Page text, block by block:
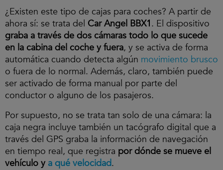
¿Existen este tipo de cajas para coches? A partir de
ahora sí: se trata del Car Angel BBX1. El dispositivo
graba a través de dos cámaras todo lo que sucede
en la cabina del coche y fuera, y se activa de forma
automática cuando detecta algún movimiento brusco
o fuera de lo normal. Además, claro, también puede
ser activado de forma manual por parte del
conductor o alguno de los pasajeros.
Por supuesto, no se trata tan solo de una cámara: la
caja negra incluye también un tacógrafo digital que a
través del GPS graba la información de navegación
en tiempo real, que registra por dónde se mueve el
vehículo y a qué velocidad.